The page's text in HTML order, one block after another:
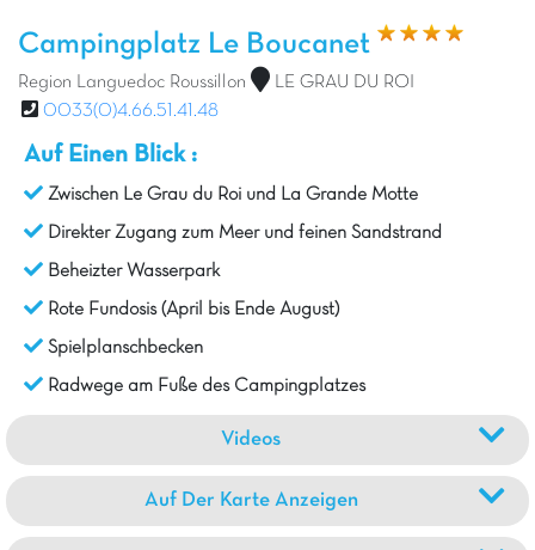
Campingplatz Le Boucanet
Region Languedoc Roussillon
LE GRAU DU ROI
0033(0)4.66.51.41.48
Auf Einen Blick :
Zwischen Le Grau du Roi und La Grande Motte
Direkter Zugang zum Meer und feinen Sandstrand
Beheizter Wasserpark
Rote Fundosis (April bis Ende August)
Spielplanschbecken
Radwege am Fuße des Campingplatzes
Videos
Auf Der Karte Anzeigen